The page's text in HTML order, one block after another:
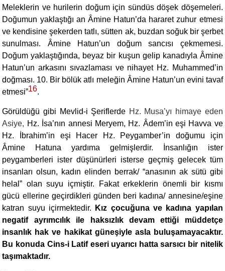
Meleklerin ve hurilerin doğum için sündüs döşek döşemeleri.
Doğumun yaklaştığı an Âmine Hatun’da hararet zuhur etmesi
ve kendisine şekerden tatlı, sütten ak, buzdan soğuk bir şerbet
sunulması. Âmine Hatun’un doğum sancısı çekmemesi.
Doğum yaklaştığında, beyaz bir kuşun gelip kanadıyla Âmine
Hatun’un arkasını sıvazlaması ve nihayet Hz. Muhammed’in
doğması. 10. Bir bölük atlı meleğin Âmine Hatun’un evini tavaf
etmesi”16.
Görüldüğü gibi Mevlid-i Şeriflerde Hz. Musa’yı himaye eden
Asiye, Hz. İsa’nın annesi Meryem, Hz. Âdem’in eşi Havva ve
Hz. İbrahim’in eşi Hacer Hz. Peygamber’in doğumu için
Âmine Hatuna yardıma gelmişlerdir. İnsanlığın ister
peygamberleri ister düşünürleri isterse geçmiş gelecek tüm
insanları olsun, kadın elinden berrak/ “anasının ak sütü gibi
helal” olan suyu içmiştir. Fakat erkeklerin önemli bir kısmı
gücü ellerine geçirdikleri günden beri kadına/ annesine/eşine
katran suyu içirmektedir.
Kız çocuğuna ve kadına yapılan
negatif ayrımcılık ile haksızlık devam ettiği müddetçe
insanlık hak ve hakikat güneşiyle asla buluşamayacaktır.
Bu konuda Cins-i Latif eseri uyarıcı hatta sarsıcı bir nitelik
taşımaktadır.